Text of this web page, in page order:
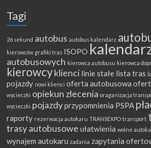
Tagi
26 sekund autobus autobus kalendarz
kierowców grafiki tras ISOPO
autobusowych kierowca autobusu kierowca
kierowcyklienci linie stałe lista tras
pojazdy nowi klienci oferta autobusowa
wycieczki opiekun zlecenia oraganizacja
wycieczki pojazdyprzypomnienia PSPA
raporty rezerwacja autokaru TRANSEXPO transport
trasy autobusowe ułatwienia wolne
wynajem autokaru zadania zapytania